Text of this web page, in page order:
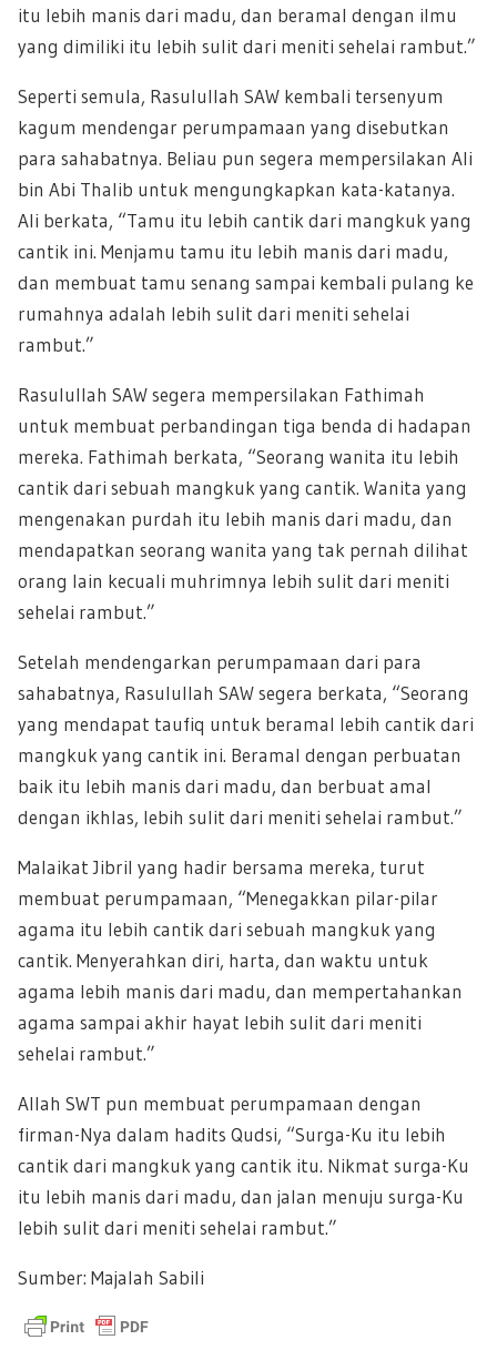
itu lebih manis dari madu, dan beramal dengan ilmu
yang dimiliki itu lebih sulit dari meniti sehelai rambut.”
Seperti semula, Rasulullah SAW kembali tersenyum
kagum mendengar perumpamaan yang disebutkan
para sahabatnya. Beliau pun segera mempersilakan Ali
bin Abi Thalib untuk mengungkapkan kata-katanya.
Ali berkata, “Tamu itu lebih cantik dari mangkuk yang
cantik ini. Menjamu tamu itu lebih manis dari madu,
dan membuat tamu senang sampai kembali pulang ke
rumahnya adalah lebih sulit dari meniti sehelai
rambut.”
Rasulullah SAW segera mempersilakan Fathimah
untuk membuat perbandingan tiga benda di hadapan
mereka. Fathimah berkata, “Seorang wanita itu lebih
cantik dari sebuah mangkuk yang cantik. Wanita yang
mengenakan purdah itu lebih manis dari madu, dan
mendapatkan seorang wanita yang tak pernah dilihat
orang lain kecuali muhrimnya lebih sulit dari meniti
sehelai rambut.”
Setelah mendengarkan perumpamaan dari para
sahabatnya, Rasulullah SAW segera berkata, “Seorang
yang mendapat taufiq untuk beramal lebih cantik dari
mangkuk yang cantik ini. Beramal dengan perbuatan
baik itu lebih manis dari madu, dan berbuat amal
dengan ikhlas, lebih sulit dari meniti sehelai rambut.”
Malaikat Jibril yang hadir bersama mereka, turut
membuat perumpamaan, “Menegakkan pilar-pilar
agama itu lebih cantik dari sebuah mangkuk yang
cantik. Menyerahkan diri, harta, dan waktu untuk
agama lebih manis dari madu, dan mempertahankan
agama sampai akhir hayat lebih sulit dari meniti
sehelai rambut.”
Allah SWT pun membuat perumpamaan dengan
firman-Nya dalam hadits Qudsi, “Surga-Ku itu lebih
cantik dari mangkuk yang cantik itu. Nikmat surga-Ku
itu lebih manis dari madu, dan jalan menuju surga-Ku
lebih sulit dari meniti sehelai rambut.”
Sumber: Majalah Sabili